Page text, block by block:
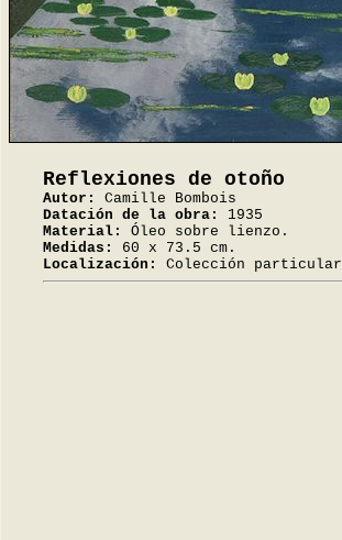
Reflexiones de otoño
Autor:
Camille Bombois
Datación de la obra:
1935
Material:
Óleo sobre lienzo.
Medidas:
60 x 73.5 cm.
Localización:
Colección particular